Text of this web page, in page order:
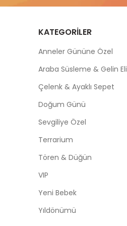
KATEGORILER
Anneler Gününe Özel
Araba Süsleme & Gelin Eli
Çelenk & Ayaklı Sepet
Doğum Günü
Sevgiliye Özel
Terrarium
Tören & Düğün
VIP
Yeni Bebek
Yıldönümü